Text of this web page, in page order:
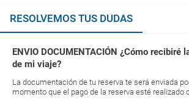
RESOLVEMOS TUS DUDAS
ENVIO DOCUMENTACIÓN ¿Cómo recibiré
de mi viaje?
La documentación de tu reserva te será enviada
momento que el pago de la reserva esté realizado